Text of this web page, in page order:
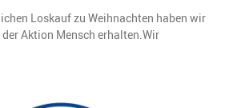
Loskauf zu Weihnachten haben wir
Aktion Mensch erhalten.Wir